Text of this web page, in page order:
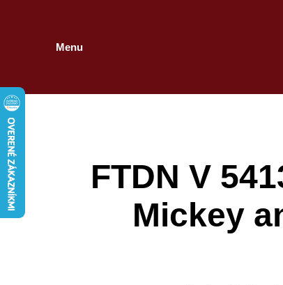
Menu
FTDN V
Mickey